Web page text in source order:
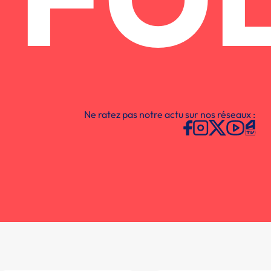
Ne ratez pas notre actu sur nos réseaux :